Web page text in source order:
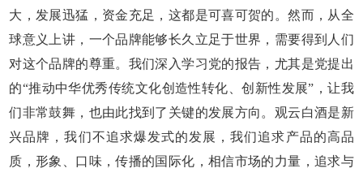
大，发展迅猛，资金充足，这都是可喜可贺的。然而，从全
球意义上讲，一个品牌能够长久立足于世界，需要得到人们
对这个品牌的尊重。我们深入学习党的报告，尤其是党提出
的“推动中华优秀传统文化创造性转化、创新性发展”，让我
们非常鼓舞，也由此找到了关键的发展方向。观云白酒是新
兴品牌，我们不追求爆发式的发展，我们追求产品的高品
质，形象、口味，传播的国际化，相信市场的力量，追求与